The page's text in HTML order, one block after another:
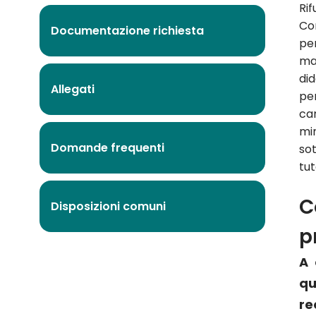
Documentazione richiesta
Allegati
Domande frequenti
Disposizioni comuni
A